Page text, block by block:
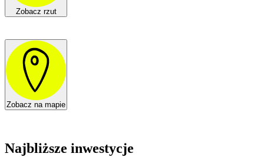
Zobacz rzut
Zobacz na mapie
Najbliższe inwestycje